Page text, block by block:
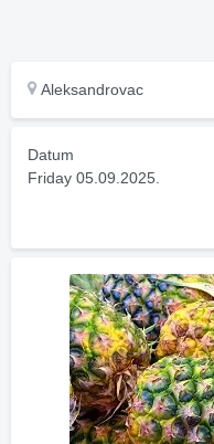
Aleksandrovac
Datum
Friday 05.09.2025.